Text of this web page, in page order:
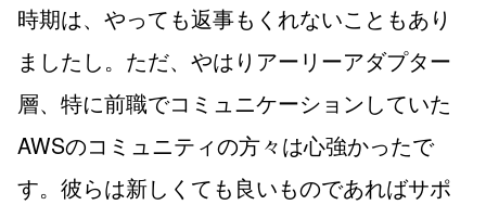
時期は、やっても返事もくれないこともあり
ましたし。ただ、やはりアーリーアダプター
層、特に前職でコミュニケーションしていた
AWSのコミュニティの方々は心強かったで
す。彼らは新しくても良いものであればサポ